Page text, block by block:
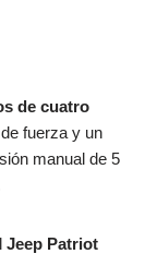
de cuatro
fuerza y un
manual de 5
Jeep Patriot